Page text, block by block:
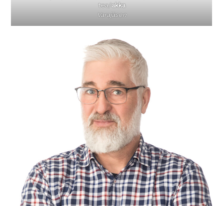
tea/akka
Varajäsen